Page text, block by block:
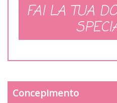
FAI LA TUA
Concepimento